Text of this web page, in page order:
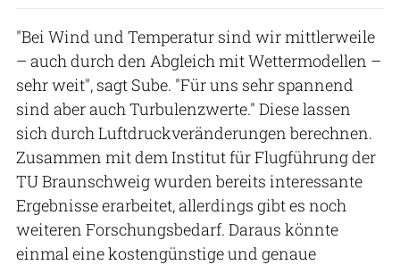
"Bei Wind und Temperatur sind wir mittlerweile
– auch durch den Abgleich mit Wettermodellen –
sehr weit", sagt Sube. "Für uns sehr spannend
sind aber auch Turbulenzwerte." Diese lassen
sich durch Luftdruckveränderungen berechnen.
Zusammen mit dem Institut für Flugführung der
TU Braunschweig wurden bereits interessante
Ergebnisse erarbeitet, allerdings gibt es noch
weiteren Forschungsbedarf. Daraus könnte
einmal eine kostengünstige und genaue